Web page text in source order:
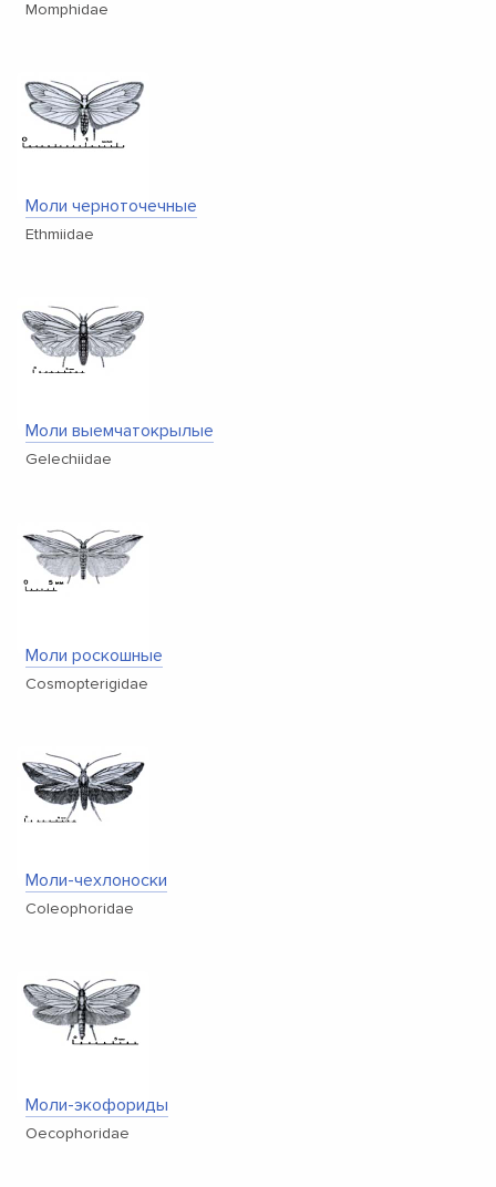
Momphidae
Моли черноточечные
Ethmiidae
Моли выемчатокрылые
Gelechiidae
Моли роскошные
Cosmopterigidae
Моли-чехлоноски
Coleophoridae
Моли-экофориды
Oecophoridae